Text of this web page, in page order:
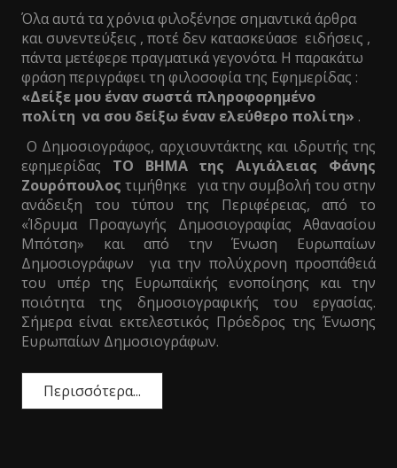
Όλα αυτά τα χρόνια φιλοξένησε σημαντικά άρθρα
και συνεντεύξεις , ποτέ δεν κατασκεύασε ειδήσεις ,
πάντα μετέφερε πραγματικά γεγονότα. Η παρακάτω
φράση περιγράφει τη φιλοσοφία της Εφημερίδας :
«Δείξε μου έναν σωστά πληροφορημένο
πολίτη να σου δείξω έναν ελεύθερο πολίτη» .
Ο Δημοσιογράφος, αρχισυντάκτης και ιδρυτής της
εφημερίδας ΤΟ ΒΗΜΑ της Αιγιάλειας Φάνης
Ζουρόπουλος τιμήθηκε για την συμβολή του στην
ανάδειξη του τύπου της Περιφέρειας, από το
«Ίδρυμα Προαγωγής Δημοσιογραφίας Αθανασίου
Μπότση» και από την Ένωση Ευρωπαίων
Δημοσιογράφων για την πολύχρονη προσπάθειά
του υπέρ της Ευρωπαϊκής ενοποίησης και την
ποιότητα της δημοσιογραφικής του εργασίας.
Σήμερα είναι εκτελεστικός Πρόεδρος της Ένωσης
Ευρωπαίων Δημοσιογράφων.
Περισσότερα...